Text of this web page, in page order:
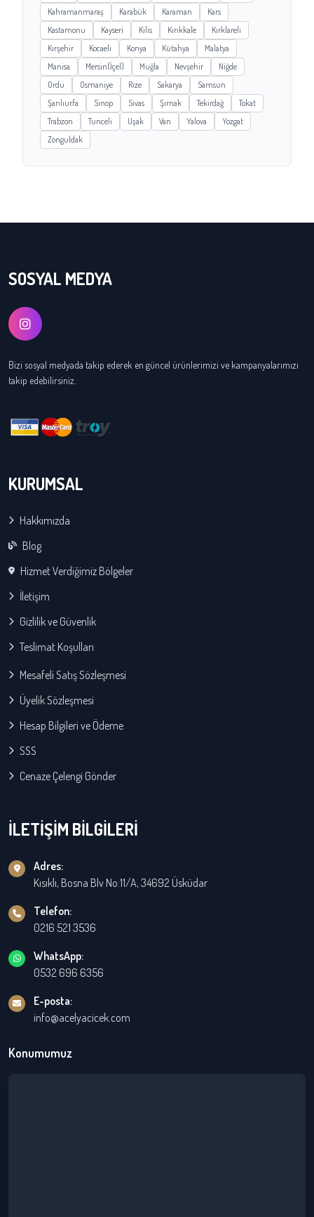
Kahramanmaraş
Karabük Karaman
Kars
Kastamonu
Kayseri Kilis Kırıkkale
Kırklareli
Kırşehir
Kocaeli Konya Kütahya
Malatya
Manisa
Mersin(İçel) Muğla Nevşehir
Niğde
Ordu
Osmaniye Rize Sakarya
Samsun
Şanlıurfa
Sinop Sivas Şırnak Tekirdağ
Tokat
Trabzon
Tunceli Uşak Van Yalova
Yozgat
Zonguldak
SOSYAL MEDYA
Bizi sosyal medyada takip ederek en güncel ürünlerimizi ve kampanyalarımızı
takip edebilirsiniz.
KURUMSAL
Hakkımızda
Blog
Hizmet Verdiğimiz Bölgeler
İletişim
Gizlilik ve Güvenlik
Teslimat Koşulları
Mesafeli Satış Sözleşmesi
Üyelik Sözleşmesi
Hesap Bilgileri ve Ödeme
SSS
Cenaze Çelengi Gönder
İLETİŞİM BİLGİLERİ
Adres:
Kısıklı, Bosna Blv No:11/A, 34692 Üsküdar
Telefon:
0216 521 3536
WhatsApp:
0532 696 6356
E-posta:
info@acelyacicek.com
Konumumuz